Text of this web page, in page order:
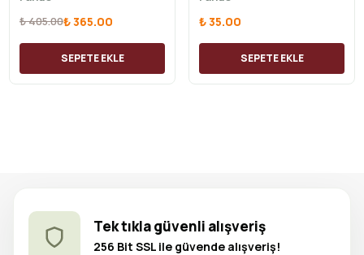
₺ 405.00₺ 365.00
SEPETE EKLE
₺ 35.00
SEPETE EKLE
Tek tıkla güvenli alışveriş
256 Bit SSL ile güvende alışveriş!